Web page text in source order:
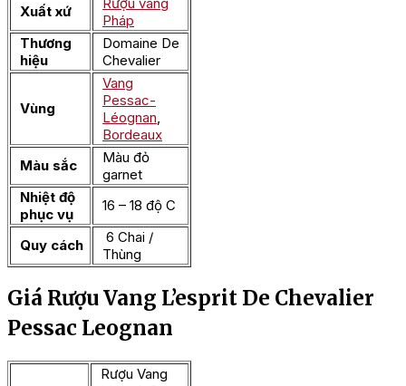
Xuất xứ
Pháp
Thương
hiệu
Domaine De
Chevalier
Vùng
Vang
Pessac-
Léognan
Bordeaux
Màu sắc
Màu đỏ
garnet
Nhiệt độ
phục vụ
16 – 18 độ C
Quy cách
6 Chai /
Thùng
Giá Rượu Vang L’esprit De Chevalier
Pessac Leognan
Rượu Vang